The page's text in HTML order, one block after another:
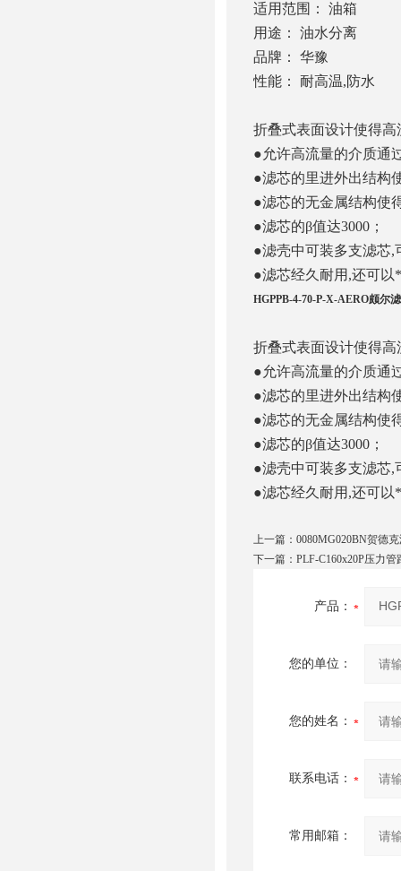
适用范围： 油箱
用途： 油水分离
品牌： 华豫
性能： 耐高温,防水
折叠式表面设计使得
●允许高流量的介质通
●滤芯的里进外出结构
●滤芯的无金属结构使
●滤芯的β值达3000；
●滤壳中可装多支滤芯,
●滤芯经久耐用 ,还可以
HGPPB-4-70-P-X-AERO颇尔
折叠式表面设计使得
●允许高流量的介质通
●滤芯的里进外出结构
●滤芯的无金属结构使
●滤芯的β值达3000；
●滤壳中可装多支滤芯,
●滤芯经久耐用 ,还可以
上一篇： 0080MG020BN贺德
下一篇： PLF-C160x20P压力管
产品：
您的单位：
您的姓名：
联系电话：
常用邮箱：